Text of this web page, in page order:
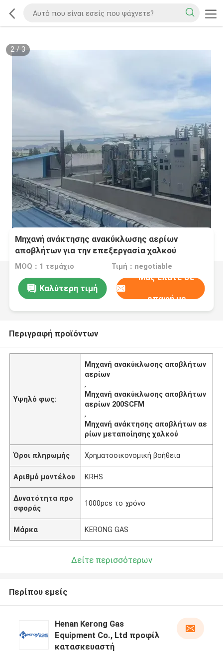
2/3
Μηχανή ανάκτησης ανακύκλωσης αερίων
αποβλήτων για την επεξεργασία χαλκού
200SCFM
MOQ：1 τεμάχιο Τιμή：negotiable
Καλύτερη τιμή
Μας ελάτε σε
επαφή με
Περιγραφή προϊόντων
Υψηλό φως:
Μηχανή ανακύκλωσης αποβλήτων
αερίων
,
Μηχανή ανακύκλωσης αποβλήτων
αερίων 200SCFM
,
Μηχανή ανάκτησης αποβλήτων αε
ρίων μεταποίησης χαλκού
Όροι πληρωμής Χρηματοοικονομική βοήθεια
Αριθμό μοντέλου KRHS
Δυνατότητα προ
σφοράς
1000pcs το χρόνο
Μάρκα KERONG GAS
Δείτε περισσότερων
Περίπου εμείς
Henan Kerong Gas
Equipment Co., Ltd προφίλ
κατασκευαστή